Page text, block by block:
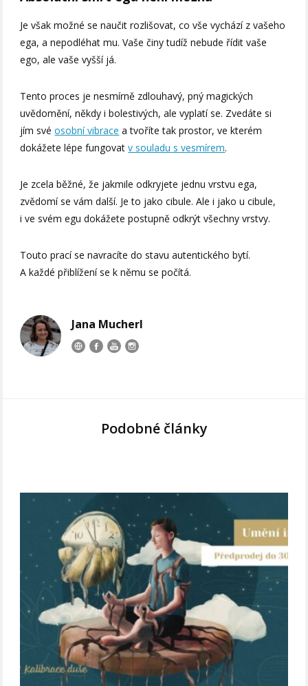
Je však možné se naučit rozlišovat, co vše vychází z vašeho
ega, a nepodléhat mu. Vaše činy tudíž nebude řídit vaše
ego, ale vaše vyšší já.
Tento proces je nesmírně zdlouhavý, pný magických
uvědomění, někdy i bolestivých, ale vyplatí se. Zvedáte si
jím svéosobní vibrace a tvoříte tak prostor, ve kterém
dokážete lépe fungovatv souladu s vesmírem.
Je zcela běžné, že jakmile odkryjete jednu vrstvu ega,
zvědomí se vám další. Je to jako cibule. Ale i jako u cibule,
i ve svém egu dokážete postupně odkrýt všechny vrstvy.
Touto prací se navracíte do stavu autentického bytí.
A každé přiblížení se k němu se počítá.
Jana Mucherl
Podobné články